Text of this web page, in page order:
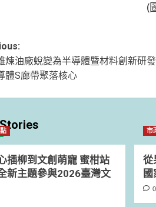
(
煉油廠蛻變為半導體暨材料創新研
體S廊帶聚落核心
插柳到文創萌寵 蜜柑站
新主題參與2026臺灣文
市
從
0